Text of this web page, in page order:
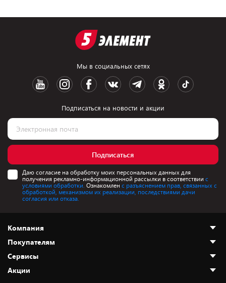
Мы в социальных сетях
Подписаться на новости и акции
Подписаться
Даю согласие на обработку моих персональных данных для
получения рекламно-информационной рассылки в соответствии с
условиями обработки. Ознакомлен с разъяснением прав, связанных с
обработкой, механизмом их реализации, последствиями дачи
согласия или отказа.
Компания
О нас
Адреса магазинов
Новости
Покупателям
Как сделать заказ
Оплата и доставка
Сервисы
Акции